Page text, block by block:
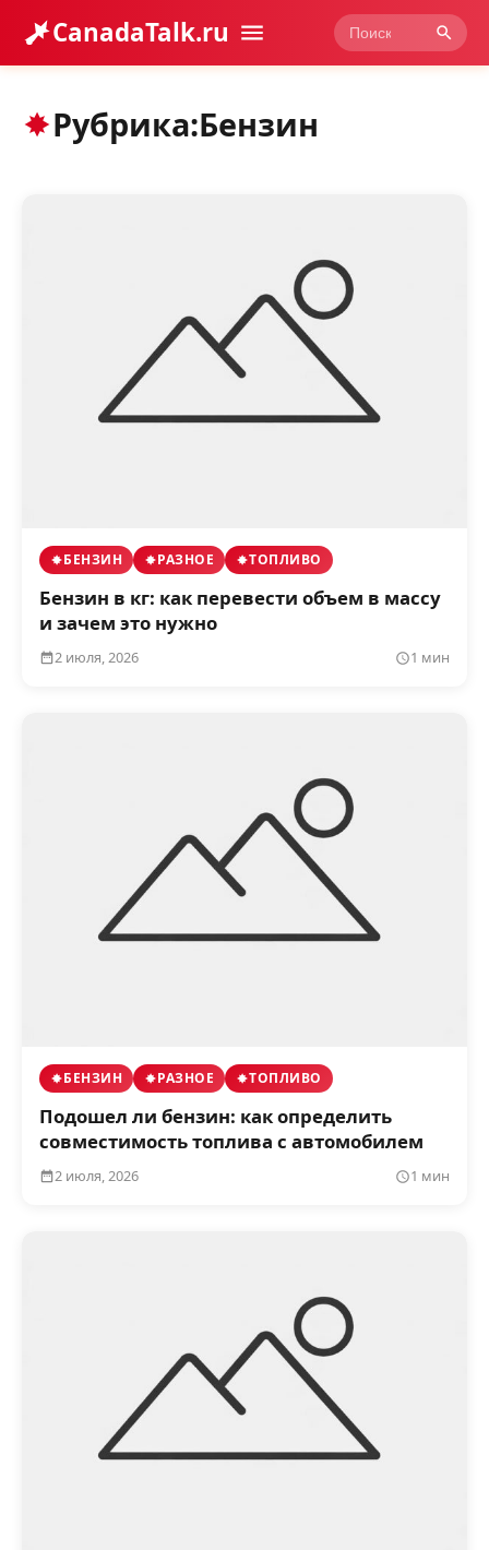
CanadaTalk.ru
Рубрика:Бензин
БЕНЗИН РАЗНОЕ ТОПЛИВО
Бензин в кг: как перевести объем в массу
и зачем это нужно
2 июля, 2026 1 мин
БЕНЗИН РАЗНОЕ ТОПЛИВО
Подошел ли бензин: как определить
совместимость топлива с автомобилем
2 июля, 2026 1 мин